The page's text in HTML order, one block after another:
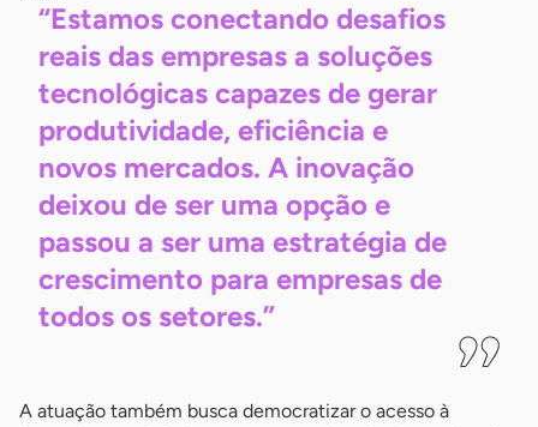
“Estamos conectando desafios
reais das empresas a soluções
tecnológicas capazes de gerar
produtividade, eficiência e
novos mercados. A inovação
deixou de ser uma opção e
passou a ser uma estratégia de
crescimento para empresas de
todos os setores.”
A atuação também busca democratizar o acesso à